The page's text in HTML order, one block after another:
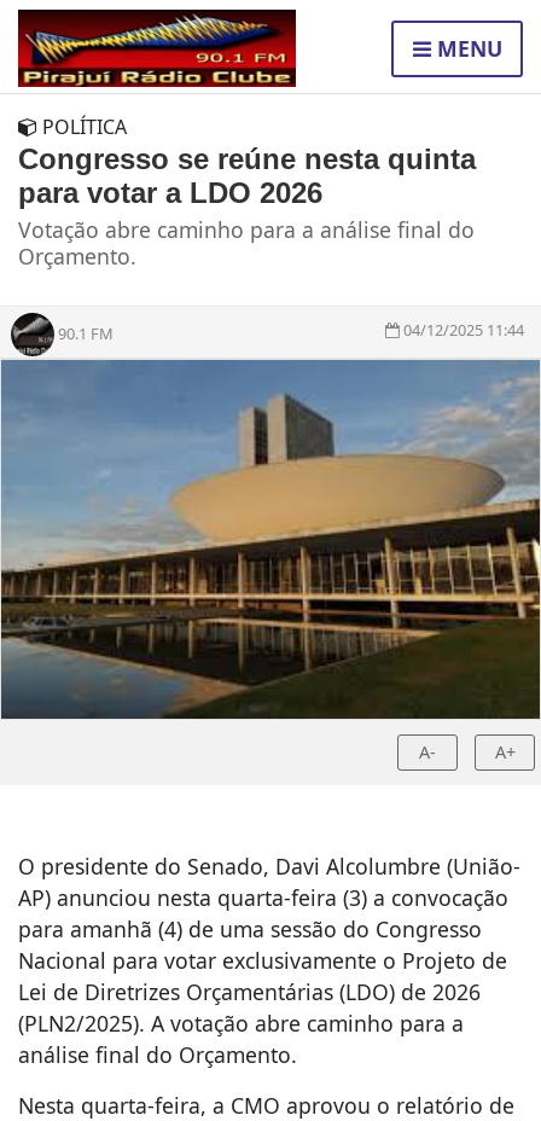
MENU
POLÍTICA
Congresso se reúne nesta quinta
para votar a LDO 2026
Votação abre caminho para a análise final do
Orçamento.
90.1 FM 04/12/2025 11:44
A- A+
O presidente do Senado, Davi Alcolumbre (União-
AP) anunciou nesta quarta-feira (3) a convocação
para amanhã (4) de uma sessão do Congresso
Nacional para votar exclusivamente o Projeto de
Lei de Diretrizes Orçamentárias (LDO) de 2026
(PLN2/2025). A votação abre caminho para a
análise final do Orçamento.
Nesta quarta-feira, a CMO aprovou o relatório de